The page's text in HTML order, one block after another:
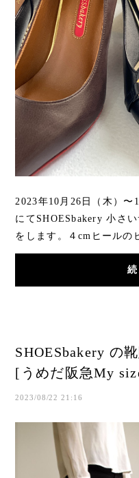
2023年10月26日（木）〜
にてSHOESbakery 小さ
をします。４cmヒールの
(20.5cm.21cm.21.5cm).
SHOESbakery の
[うめだ阪急My
2023/08/22 21:16